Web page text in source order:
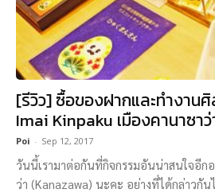
[รีวิว] ซื้อของฝากและทำงาน
Imai Kinpaku เมืองคานาซา
Poi - Sep 12, 2017
วันนี้เรามาต่อกันที่กิจกรรมอันน่าสนใจอีก
ว่า (Kanazawa) นะคะ อย่างที่ได้กล่าวกั